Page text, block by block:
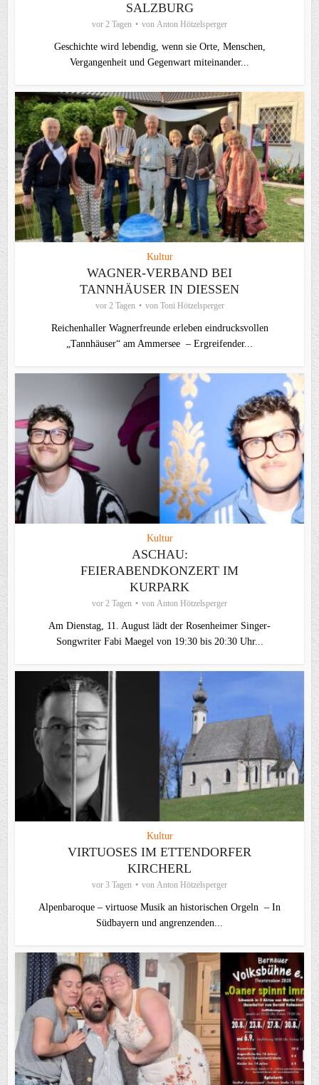
SALZBURG
vor 2 Tagen von Anton Hötzelsperger
Geschichte wird lebendig, wenn sie Orte, Menschen,
Vergangenheit und Gegenwart miteinander...
Kultur
WAGNER-VERBAND BEI
TANNHÄUSER IN DIESSEN
vor 2 Tagen von Toni Hötzelsperger
Reichenhaller Wagnerfreunde erleben eindrucksvollen
„Tannhäuser“ am Ammersee – Ergreifender...
Kultur
ASCHAU:
FEIERABENDKONZERT IM
KURPARK
vor 2 Tagen von Anton Hötzelsperger
Am Dienstag, 11. August lädt der Rosenheimer Singer-
Songwriter Fabi Maegel von 19:30 bis 20:30 Uhr...
Kultur
VIRTUOSES IM ETTENDORFER
KIRCHERL
vor 3 Tagen von Anton Hötzelsperger
Alpenbaroque – virtuose Musik an historischen Orgeln – In
Südbayern und angrenzenden...